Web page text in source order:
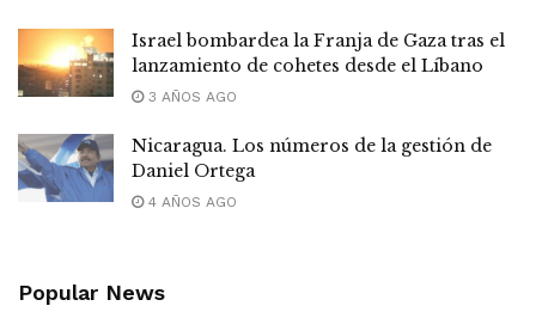
Israel bombardea la Franja de Gaza tras el
lanzamiento de cohetes desde el Líbano
3 AÑOS AGO
Nicaragua. Los números de la gestión de
Daniel Ortega
4 AÑOS AGO
Popular News